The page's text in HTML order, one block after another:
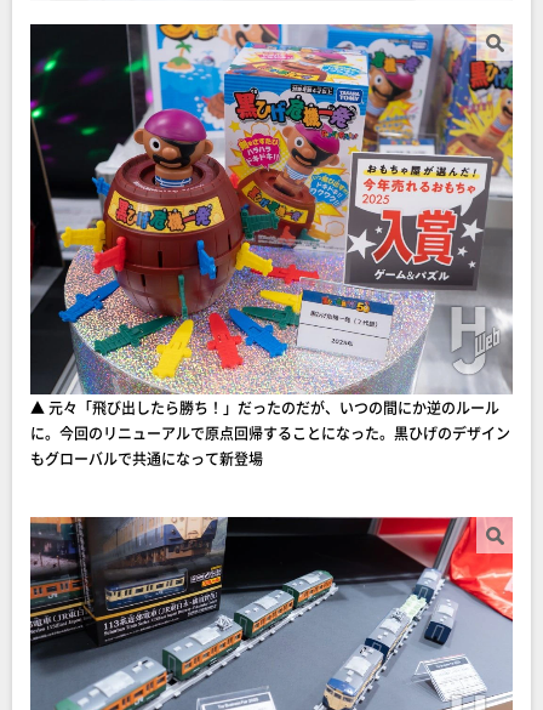
▲ 元々「飛び出したら勝ち！」だったのだが、いつの間にか逆のルール
に。今回のリニューアルで原点回帰することになった。黒ひげのデザイン
もグローバルで共通になって新登場